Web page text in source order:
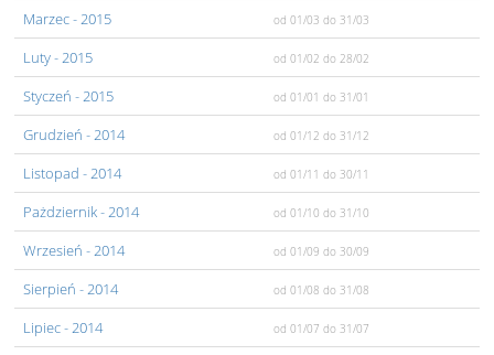
Marzec- 2015 od 01/03 do 31/03
Luty- 2015 od 01/02 do 28/02
Styczeń - 2015 od 01/01 do 31/01
Grudzień - 2014 od 01/12 do 31/12
Listopad - 2014 od 01/11 do 30/11
Pażdziernik- 2014 od 01/10 do 31/10
Wrzesień - 2014 od 01/09 do 30/09
Sierpień - 2014 od 01/08 do 31/08
Lipiec- 2014 od 01/07 do 31/07